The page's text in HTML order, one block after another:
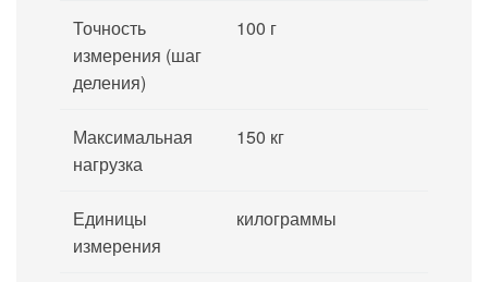
Точность
измерения (шаг
деления)
100 г
Максимальная
нагрузка
150 кг
Единицы
измерения
килограммы